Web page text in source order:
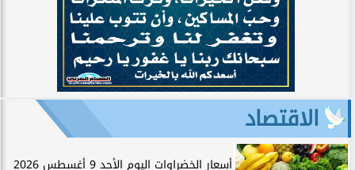
الاقتصاد
أسعار الخضراوات اليوم الأحد 9 أغسطس 2026